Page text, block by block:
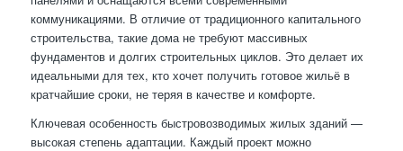
коммуникациями. В отличие от традиционного капитального
строительства, такие дома не требуют массивных
фундаментов и долгих строительных циклов. Это делает их
идеальными для тех, кто хочет получить готовое жильё в
кратчайшие сроки, не теряя в качестве и комфорте.
Ключевая особенность быстровозводимых жилых зданий —
высокая степень адаптации. Каждый проект можно